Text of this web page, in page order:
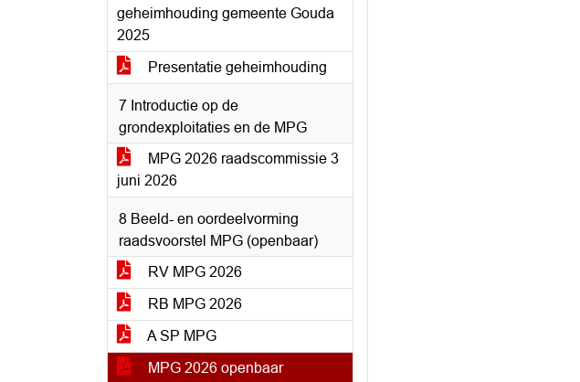
geheimhouding gemeente Gouda
2025
Presentatie geheimhouding
7 Introductie op de
grondexploitaties en de MPG
MPG 2026 raadscommissie 3
juni 2026
8 Beeld- en oordeelvorming
raadsvoorstel MPG (openbaar)
RV MPG 2026
RB MPG 2026
A SP MPG
MPG 2026 openbaar